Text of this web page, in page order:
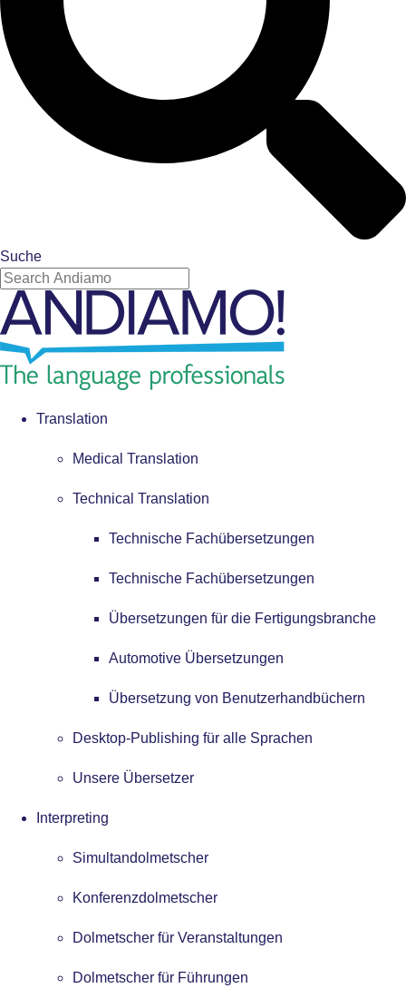
Suche
Translation
Medical Translation
Technical Translation
Technische Fachübersetzungen
Technische Fachübersetzungen
Übersetzungen für die Fertigungsbranche
Automotive Übersetzungen
Übersetzung von Benutzerhandbüchern
Desktop-Publishing für alle Sprachen
Unsere Übersetzer
Interpreting
Simultandolmetscher
Konferenzdolmetscher
Dolmetscher für Veranstaltungen
Dolmetscher für Führungen